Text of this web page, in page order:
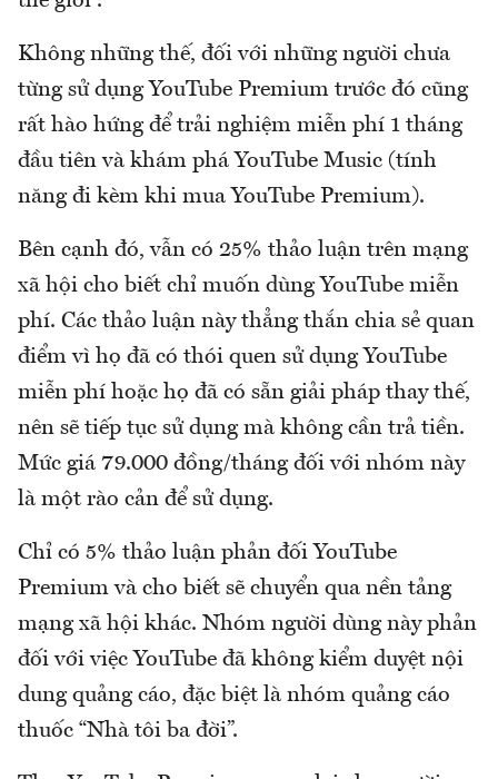
Không những thế, đối với những người chưa
từng sử dụng YouTube Premium trước đó cũng
rất hào hứng để trải nghiệm miễn phí 1 tháng
đầu tiên và khám phá YouTube Music (tính
năng đi kèm khi mua YouTube Premium).
Bên cạnh đó, vẫn có 25% thảo luận trên mạng
xã hội cho biết chỉ muốn dùng YouTube miễn
phí. Các thảo luận này thẳng thắn chia sẻ quan
điểm vì họ đã có thói quen sử dụng YouTube
miễn phí hoặc họ đã có sẵn giải pháp thay thế,
nên sẽ tiếp tục sử dụng mà không cần trả tiền.
Mức giá 79.000 đồng/tháng đối với nhóm này
là một rào cản để sử dụng.
Chỉ có 5% thảo luận phản đối YouTube
Premium và cho biết sẽ chuyển qua nền tảng
mạng xã hội khác. Nhóm người dùng này phản
đối với việc YouTube đã không kiểm duyệt nội
dung quảng cáo, đặc biệt là nhóm quảng cáo
thuốc “Nhà tôi ba đời”.